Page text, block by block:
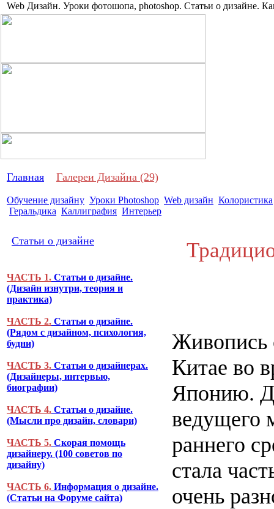
Web Дизайн. Уроки фотошопа, photoshop. Статьи о дизайне.
Главная Галереи Дизайна (29)
Обучение дизайну Уроки Photoshop Web дизайн Колористика
Геральдика Каллиграфия Интерьер
Статьи о дизайне
ЧАСТЬ 1. Статьи о дизайне.
(Дизайн изнутри, теория и
практика)
ЧАСТЬ 2. Статьи о дизайне.
(Рядом с дизайном, психология,
будни)
ЧАСТЬ 3. Статьи о дизайнерах.
(Дизайнеры, интервью,
биографии)
ЧАСТЬ 4. Статьи о дизайне.
(Мысли про дизайн, словари)
ЧАСТЬ 5. Скорая помощь
дизайнеру. (100 советов по
дизайну)
ЧАСТЬ 6. Информация о дизайне.
(Статьи на Форуме сайта)
Живопись
Китае во
Японию.
ведущего
раннего
стала
очень